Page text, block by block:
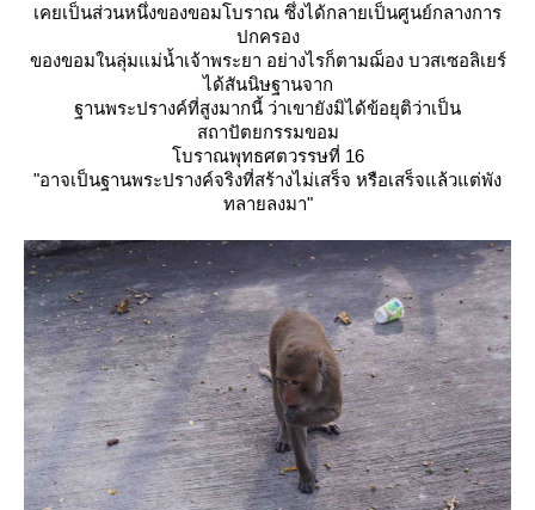
เคยเป็นส่วนหนึ่งของขอมโบราณ ซึ่งได้กลายเป็นศูนย์กลางการ
ปกครอง
ของขอมในลุ่มแม่น้ำเจ้าพระยา อย่างไรก็ตามฌ็อง บวสเซอลิเยร์
ได้สันนิษฐานจาก
ฐานพระปรางค์ที่สูงมากนี้ ว่าเขายังมิได้ข้อยุติว่าเป็น
สถาปัตยกรรมขอม
บราณพุทธศตวรรษที่ 16
"อาจเป็นฐานพระปรางค์จริงที่สร้างไม่เสร็จ หรือเสร็จแล้วแต่พัง
ทลายลงมา"